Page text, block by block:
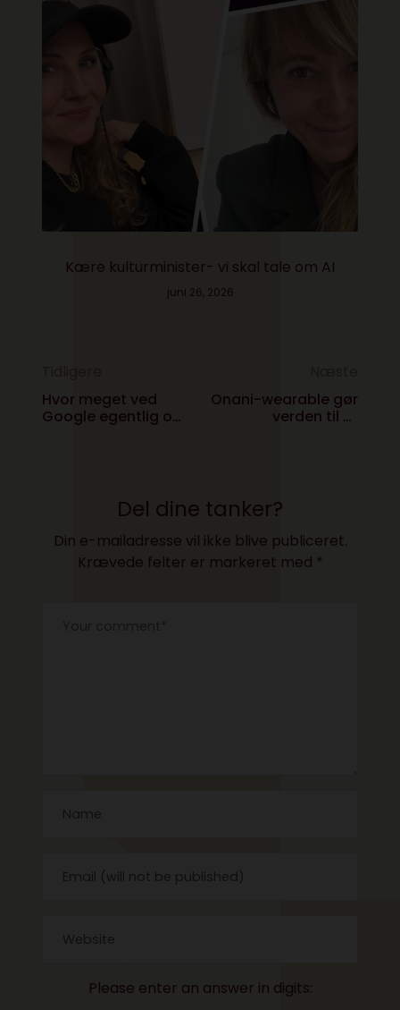
Kære kulturminister- vi skal tale om AI
juni 26, 2026
Hvor meget ved
Google egentlig om
Onani-wearable gør
verden til et
Del dine tanker?
Din e-mailadresse vil ikke blive publiceret.
Krævede felter er markeret med *
Please enter an answer in digits: